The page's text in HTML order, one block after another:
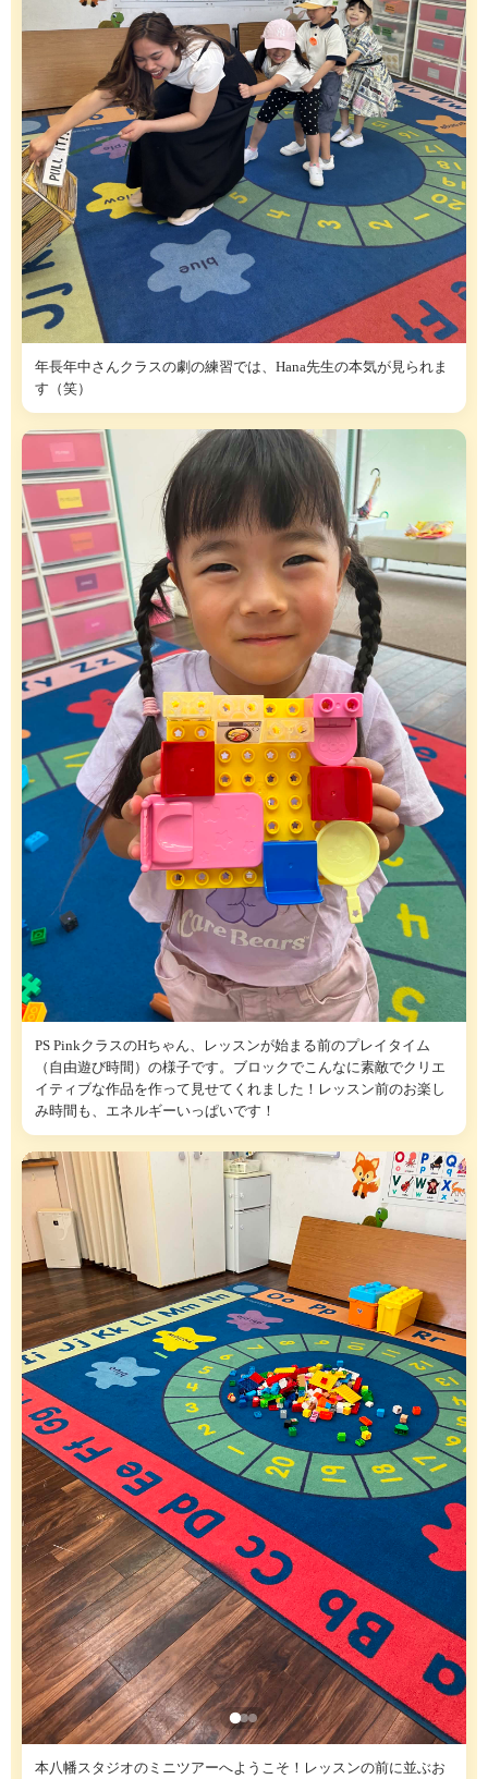
年長年中さんクラスの劇の練習では、Hana先生の本気が見られま
す（笑）
PS PinkクラスのHちゃん、レッスンが始まる前のプレイタイム
（自由遊び時間）の様子です。ブロックでこんなに素敵でクリエ
イティブな作品を作って見せてくれました！レッスン前のお楽し
み時間も、エネルギーいっぱいです！
本八幡スタジオのミニツアーへようこそ！レッスンの前に並ぶお